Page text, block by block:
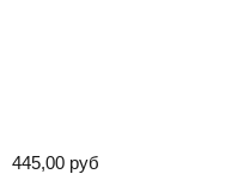
445,00 руб